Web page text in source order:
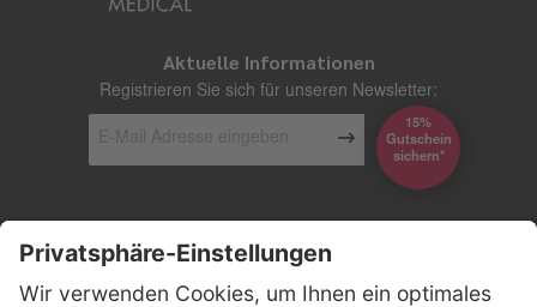
Aktuelle Informationen
Registrieren Sie sich für unseren Newsletter:
15%
Gutschein
*sichern
Kontakt
Firmensitz